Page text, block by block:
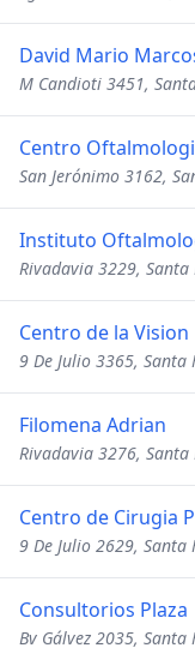
David Mario
M Candioti 3451,
Centro
San Jerónimo 3162,
Rivadavia 3229, Santa
Centro de la Vision
9 De Julio 3365, Santa
Filomena Adrian
Rivadavia 3276, Santa
Centro de Cirugia
9 De Julio 2629, Santa
Consultorios Plaza
Bv Gálvez 2035, Santa